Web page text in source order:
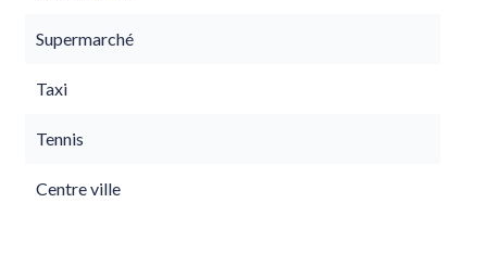
Supermarché
Taxi
Tennis
Centre ville